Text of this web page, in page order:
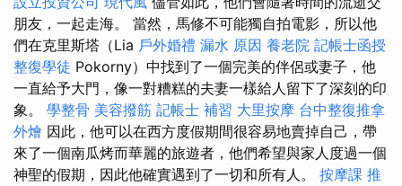
朋友，一起走海。 當然，馬修不可能獨自拍電影，所以他
們在克里斯塔（Lia 戶外婚禮 漏水 原因 養老院 記帳士函授
整復學徒 Pokorny）中找到了一個完美的伴侶或妻子，他
一直給予大門，像一對糟糕的夫妻一樣給人留下了深刻的印
象。 學整骨 美容撥筋 記帳士 補習 大里按摩 台中整復推拿
外燴 因此，他可以在西方度假期間很容易地賣掉自己，帶
來了一個南瓜烤而華麗的旅遊者，他們希望與家人度過一個
神聖的假期，因此他確實遇到了一切和所有人。 按摩課 推